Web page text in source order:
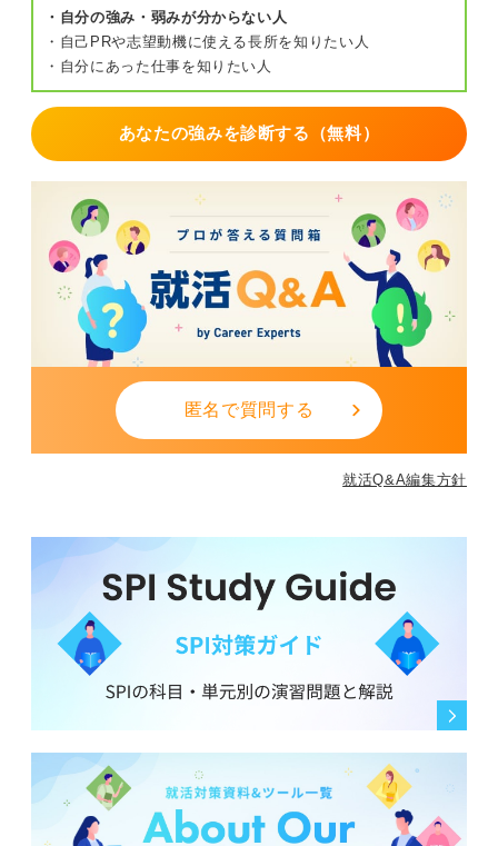
・自分の強み・弱みが分からない人
・自己PRや志望動機に使える長所を知りたい人
・自分にあった仕事を知りたい人
あなたの強みを診断する（無料）
匿名で質問する
就活Q&A編集方針